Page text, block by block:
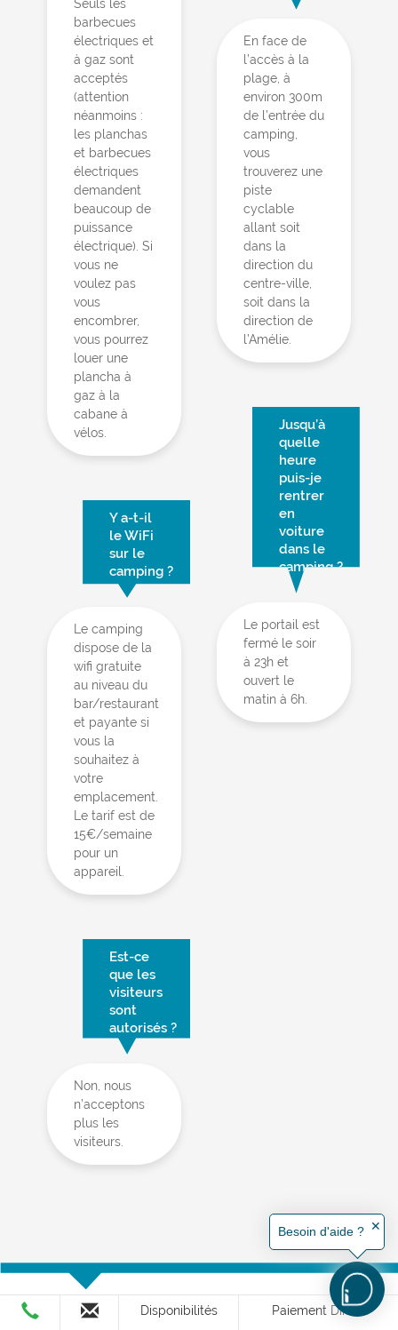
Seuls les
barbecues
électriques et
à gaz sont
acceptés
(attention
néanmoins :
les planchas
et barbecues
électriques
demandent
beaucoup de
puissance
électrique). Si
vous ne
voulez pas
vous
encombrer,
vous pourrez
louer une
plancha à
gaz à la
cabane à
vélos.
Y a-t-il
le WiFi
sur le
camping ?
Le camping
dispose de la
wifi gratuite
au niveau du
bar/restaurant
et payante si
vous la
souhaitez à
votre
emplacement.
Le tarif est de
15€/semaine
pour un
appareil.
Est-ce
que les
visiteurs
sont
autorisés ?
Non, nous
n’acceptons
plus les
visiteurs.
En face de
l’accès à la
plage, à
environ 300m
de l’entrée du
camping,
vous
trouverez une
piste
cyclable
allant soit
dans la
direction du
centre-ville,
soit dans la
direction de
l’Amélie.
Jusqu’à
quelle
heure
puis-je
rentrer
en
voiture
dans le
camping ?
Le portail est
fermé le soir
à 23h et
ouvert le
matin à 6h.
Disponibilités Paiement Direct
Besoin d'aide ? ✕